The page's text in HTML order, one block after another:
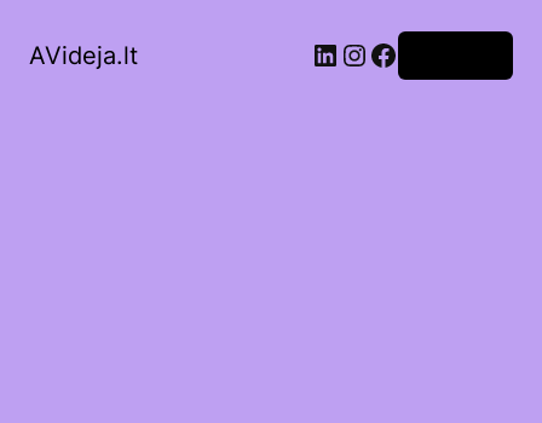
AVideja.lt LinkedIn
Instagram
Facebook